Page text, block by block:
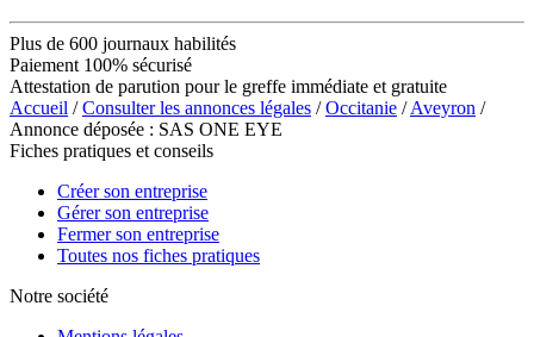
Plus de 600 journaux habilités
Paiement 100% sécurisé
Attestation de parution pour le greffe immédiate et gratuite
Accueil /Consulter les annonces légales /Occitanie /Aveyron /
Annonce déposée : SAS ONE EYE
Fiches pratiques et conseils
Créer son entreprise
Gérer son entreprise
Fermer son entreprise
Toutes nos fiches pratiques
Notre société